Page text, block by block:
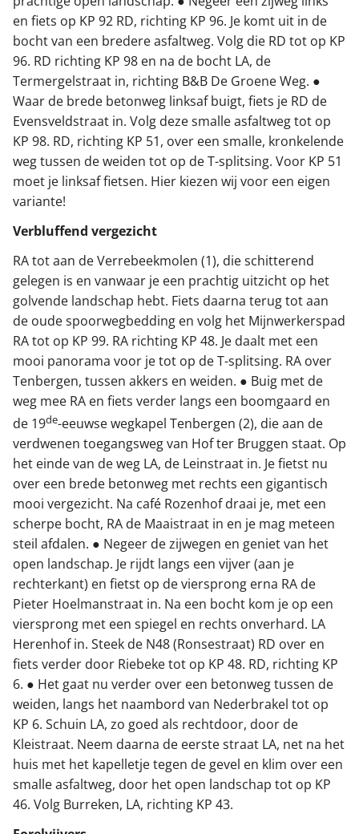
en fiets op KP 92 RD, richting KP 96. Je komt uit in de
bocht van een bredere asfaltweg. Volg die RD tot op KP
96. RD richting KP 98 en na de bocht LA, de
Termergelstraat in, richting B&B De Groene Weg. ●
Waar de brede betonweg linksaf buigt, fiets je RD de
Evensveldstraat in. Volg deze smalle asfaltweg tot op
KP 98. RD, richting KP 51, over een smalle, kronkelende
weg tussen de weiden tot op de T-splitsing. Voor KP 51
moet je linksaf fietsen. Hier kiezen wij voor een eigen
variante!
Verbluffend vergezicht
RA tot aan de Verrebeekmolen (1), die schitterend
gelegen is en vanwaar je een prachtig uitzicht op het
golvende landschap hebt. Fiets daarna terug tot aan
de oude spoorwegbedding en volg het Mijnwerkerspad
RA tot op KP 99. RA richting KP 48. Je daalt met een
mooi panorama voor je tot op de T-splitsing. RA over
Tenbergen, tussen akkers en weiden. ● Buig met de
weg mee RA en fiets verder langs een boomgaard en
de 19de-eeuwse wegkapel Tenbergen (2), die aan de
verdwenen toegangsweg van Hof ter Bruggen staat. Op
het einde van de weg LA, de Leinstraat in. Je fietst nu
over een brede betonweg met rechts een gigantisch
mooi vergezicht. Na café Rozenhof draai je, met een
scherpe bocht, RA de Maaistraat in en je mag meteen
steil afdalen. ● Negeer de zijwegen en geniet van het
open landschap. Je rijdt langs een vijver (aan je
rechterkant) en fietst op de viersprong erna RA de
Pieter Hoelmanstraat in. Na een bocht kom je op een
viersprong met een spiegel en rechts onverhard. LA
Herenhof in. Steek de N48 (Ronsestraat) RD over en
fiets verder door Riebeke tot op KP 48. RD, richting KP
6. ● Het gaat nu verder over een betonweg tussen de
weiden, langs het naambord van Nederbrakel tot op
KP 6. Schuin LA, zo goed als rechtdoor, door de
Kleistraat. Neem daarna de eerste straat LA, net na het
huis met het kapelletje tegen de gevel en klim over een
smalle asfaltweg, door het open landschap tot op KP
46. Volg Burreken, LA, richting KP 43.